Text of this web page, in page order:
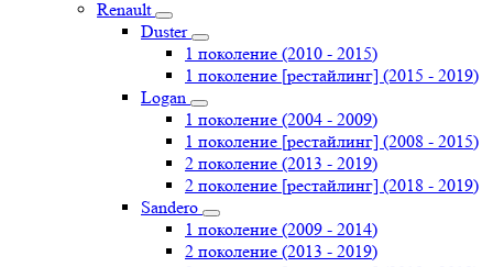
Renault
Duster
1 поколение (2010 - 2015)
1 поколение [рестайлинг] (2015 - 2019)
Logan
1 поколение (2004 - 2009)
1 поколение [рестайлинг] (2008 - 2015)
2 поколение (2013 - 2019)
2 поколение [рестайлинг] (2018 - 2019)
Sandero
1 поколение (2009 - 2014)
2 поколение (2013 - 2019)